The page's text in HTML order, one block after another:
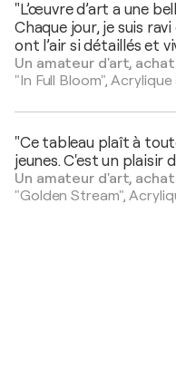
"L’œuvre d’art a une
Chaque jour, je suis
ont l’air si détaillés et
Un amateur d'art,
"In Full Bloom",Acrylique
"Ce tableau plaît à
jeunes. C'est un plaisir
Un amateur d'art,
"Golden Stream",